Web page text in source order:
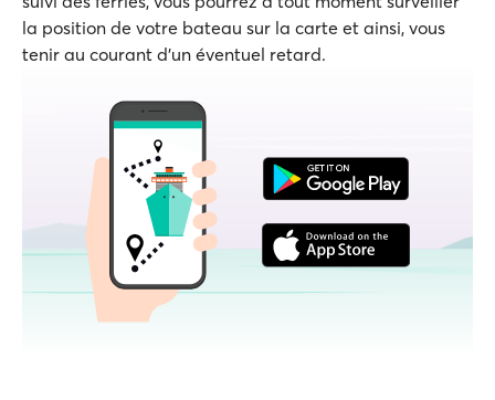
la position de votre bateau sur la carte et ainsi, vous
tenir au courant d'un éventuel retard.